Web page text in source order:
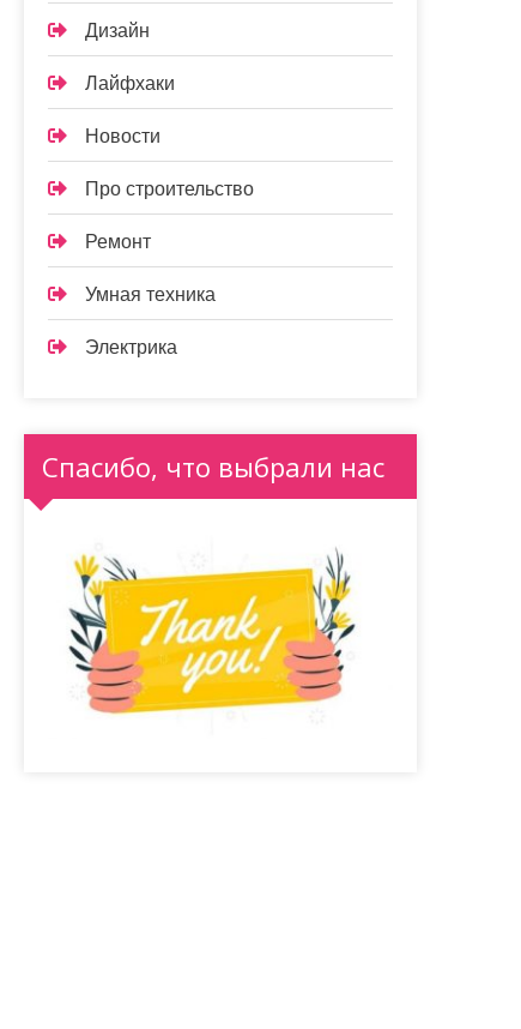
Дизайн
Лайфхаки
Новости
Про строительство
Ремонт
Умная техника
Электрика
Спасибо, что выбрали нас